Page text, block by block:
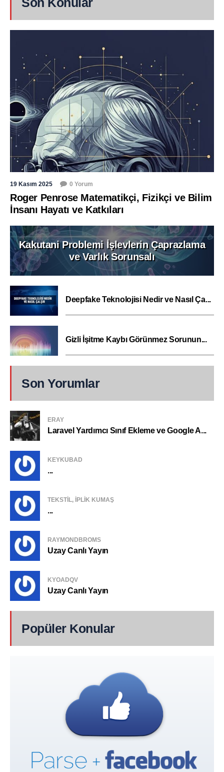
19 Kasım 2025 0 Yorum
Roger Penrose Matematikçi, Fizikçi ve Bilim
İnsanı Hayatı ve Katkıları
Kakutani Problemi İşlevlerin Çaprazlama
ve Varlık Sorunsalı
Deepfake Teknolojisi Nedir ve Nasıl Ça...
Gizli İşitme Kaybı Görünmez Sorunun...
Son Yorumlar
ERAY
Laravel Yardımcı Sınıf Ekleme ve Google A...
KEYKUBAD
...
TEKSTIL, IPLIK KUMAŞ
...
RAYMONDBROMS
Uzay Canlı Yayın
KYOADQV
Uzay Canlı Yayın
Popüler Konular